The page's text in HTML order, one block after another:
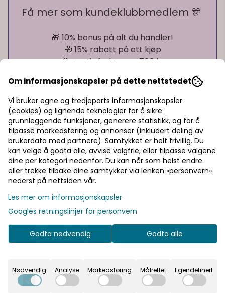
Få mer som kundeklubbmedlem 🎊
🎁 10% bonus på alt du handler!
🎁 15% rabatt på ett kjøp
🎁 Gratis frakt over 700 kr
Bli medlem - få gratis frakt fra 700 kr
Informasjon
Doble hjerter i sølv. Perfekte som bordpynt eller til å
dekorere bordkort, menyer eller invitasjoner med. 25
stk i pakken, ca 1,5 x 2 cm.
dekorere bordkort, menyer eller invitasjoner med. 25
stk i pakken, ca 1,5 x 2 cm.
På lager
På lager
Om informasjonskapsler på dette nettstedet
Vi bruker egne og tredjeparts informasjonskapsler
(cookies) og lignende teknologier for å sikre
grunnleggende funksjoner, generere statistikk, og for å
tilpasse markedsføring og annonser (inkludert deling av
brukerdata med partnere). Samtykket er helt frivillig. Du
kan velge å godta alle, avvise valgfrie, eller tilpasse valgene
dine per kategori nedenfor. Du kan når som helst endre
eller trekke tilbake dine samtykker via lenken «personvern»
nederst på nettsiden vår.
Les mer om informasjonskapsler
Googles retningslinjer for personvern
Godta nødvendig Godta alle
Nødvendig Analyse Markedsføring Målrettet Egendefinert